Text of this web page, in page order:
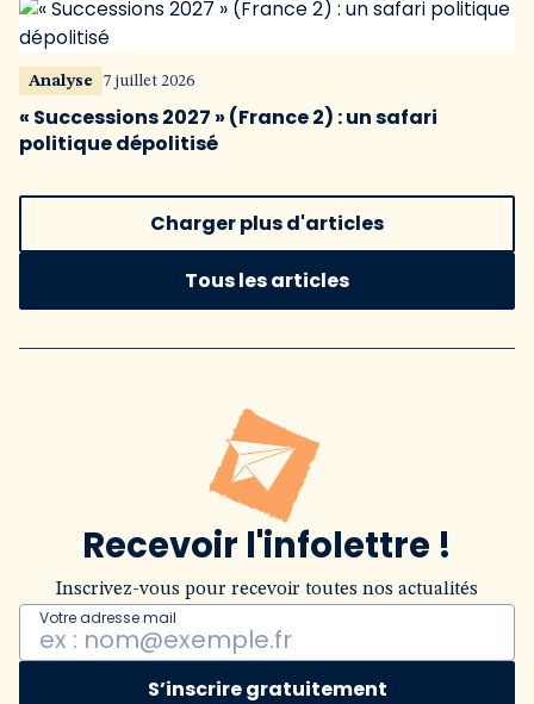
Analyse 7 juillet 2026
« Successions 2027 » (France 2) : un safari
politique dépolitisé
Charger plus d'articles
Tous les articles
Recevoir l'infolettre !
Inscrivez-vous pour recevoir toutes nos actualités
Votre adresse mail
S’inscrire gratuitement